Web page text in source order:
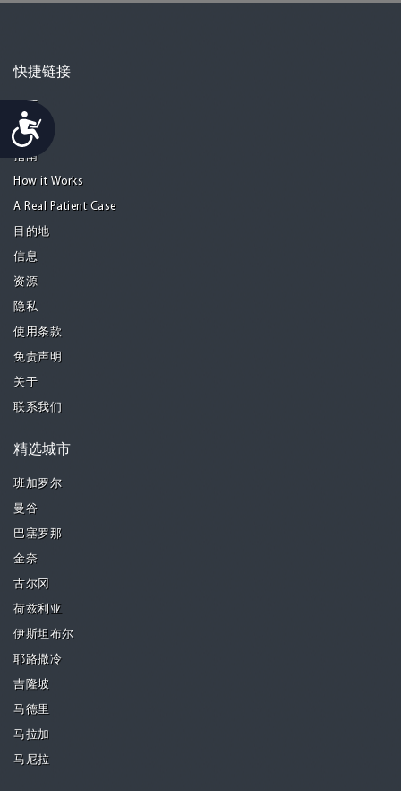
Accessibility
快捷链接
主页
广告
指南
How it Works
A Real Patient Case
目的地
信息
资源
隐私
使用条款
免责声明
关于
联系我们
精选城市
班加罗尔
曼谷
巴塞罗那
金奈
古尔冈
荷兹利亚
伊斯坦布尔
耶路撒冷
吉隆坡
马德里
马拉加
马尼拉